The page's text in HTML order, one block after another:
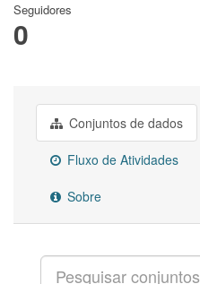
Seguidores
0
Conjuntos de dados
Fluxo de Atividades
Sobre